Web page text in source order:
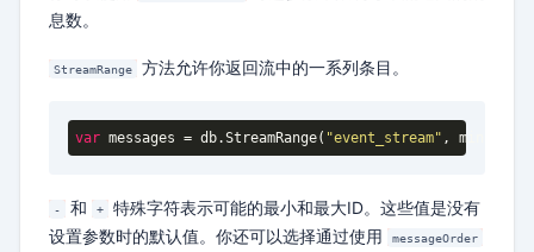
息数。
StreamRange 方法允许你返回流中的一系列条目。
var messages = db.StreamRange( "event_stream" , minId:
- 和 +
特殊字符表示可能的最小和最大ID。这些值是没有
设置参数时的默认值。你还可以选择通过使用
messageOrder